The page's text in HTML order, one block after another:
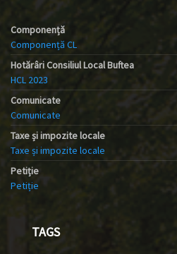
Componență
Componență CL
Hotărâri Consiliul Local Buftea
HCL 2023
Comunicate
Comunicate
Taxe și impozite locale
Taxe și impozite locale
Petiție
Petiție
TAGS